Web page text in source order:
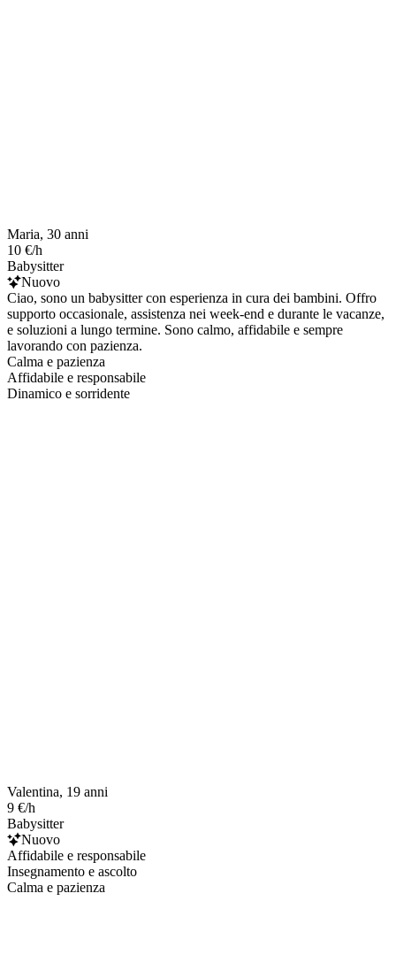
Maria, 30 anni
10 €/h
Babysitter
Nuovo
Ciao, sono un babysitter con esperienza in cura dei bambini. Offro
supporto occasionale, assistenza nei week-end e durante le vacanze,
e soluzioni a lungo termine. Sono calmo, affidabile e sempre
lavorando con pazienza.
Calma e pazienza
Affidabile e responsabile
Dinamico e sorridente
Valentina, 19 anni
9 €/h
Babysitter
Nuovo
Affidabile e responsabile
Insegnamento e ascolto
Calma e pazienza